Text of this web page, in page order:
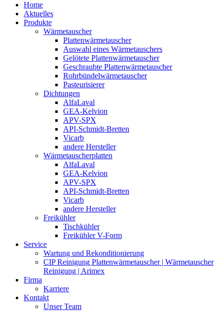
Home
Aktuelles
Produkte
Wärmetauscher
Plattenwärmetauscher
Auswahl eines Wärmetauschers
Gelötete Plattenwärmetauscher
Geschraubte Plattenwärmetauscher
Rohrbündelwärmetauscher
Pasteurisierer
Dichtungen
AlfaLaval
GEA-Kelvion
APV-SPX
API-Schmidt-Bretten
Vicarb
andere Hersteller
Wärmetauscherplatten
AlfaLaval
GEA-Kelvion
APV-SPX
API-Schmidt-Bretten
Vicarb
andere Hersteller
Freikühler
Tischkühler
Freikühler V-Form
Service
Wartung und Rekonditionierung
CIP Reinigung Plattenwärmetauscher | Wärmetauscher
Reinigung | Arimex
Firma
Karriere
Kontakt
Unser Team